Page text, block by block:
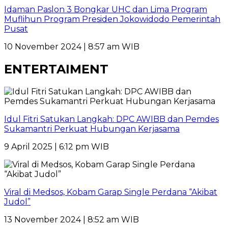
Idaman Paslon 3 Bongkar UHC dan Lima Program
Muflihun Program Presiden Jokowidodo Pemerintah
Pusat
10 November 2024 | 8:57 am WIB
ENTERTAIMENT
Idul Fitri Satukan Langkah: DPC AWIBB dan Pemdes
Sukamantri Perkuat Hubungan Kerjasama
9 April 2025 | 6:12 pm WIB
Viral di Medsos, Kobam Garap Single Perdana “Akibat
Judol”
13 November 2024 | 8:52 am WIB